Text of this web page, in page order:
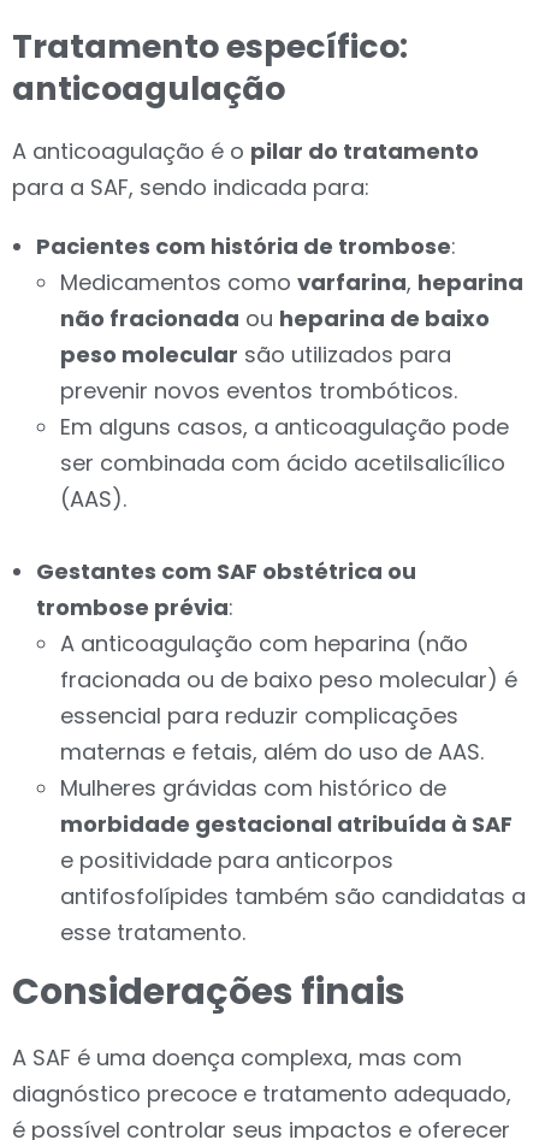
Tratamento específico:
anticoagulação
A anticoagulação é o pilar do tratamento
para a SAF, sendo indicada para:
Pacientes com história de trombose:
Medicamentos como varfarina, heparina
não fracionada ou heparina de baixo
peso molecular são utilizados para
prevenir novos eventos trombóticos.
Em alguns casos, a anticoagulação pode
ser combinada com ácido acetilsalicílico
(AAS).
Gestantes com SAF obstétrica ou
trombose prévia:
A anticoagulação com heparina (não
fracionada ou de baixo peso molecular) é
essencial para reduzir complicações
maternas e fetais, além do uso de AAS.
Mulheres grávidas com histórico de
morbidade gestacional atribuída à SAF
e positividade para anticorpos
antifosfolípides também são candidatas a
esse tratamento.
Considerações finais
A SAF é uma doença complexa, mas com
diagnóstico precoce e tratamento adequado,
é possível controlar seus impactos e oferecer